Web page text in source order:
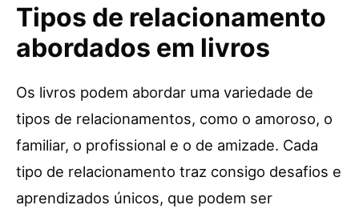
Tipos de relacionamento
abordados em livros
Os livros podem abordar uma variedade de
tipos de relacionamentos, como o amoroso, o
familiar, o profissional e o de amizade. Cada
tipo de relacionamento traz consigo desafios e
aprendizados únicos, que podem ser